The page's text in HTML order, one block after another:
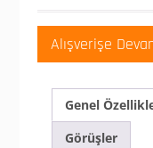
Alışverişe
Genel
Görüşler